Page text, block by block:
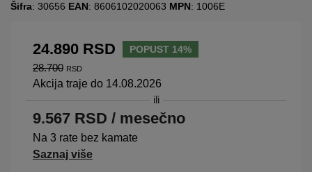
Šifra: 30656 EAN: 8606102020063 MPN: 1006E
24.890 RSD POPUST 14%
28.700 RSD
Akcija traje do 14.08.2026
ili
9.567 RSD / mesečno
Na 3 rate bez kamate
Saznaj više